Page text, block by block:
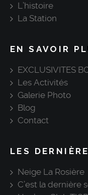
L’histoire
La Station
EN SAVOIR
EXCLUSIVITES
Les Activités
Galerie Photo
Blog
Contact
LES
Neige La Rosière
C’est la dernière